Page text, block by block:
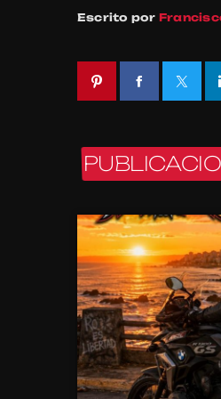
Escrito por